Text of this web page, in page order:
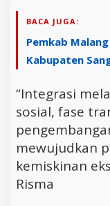
BACA JUGA:
Pemkab
Kabupaten
“Integrasi
sosial, fase
mewujudkan
kemiskinan
Risma